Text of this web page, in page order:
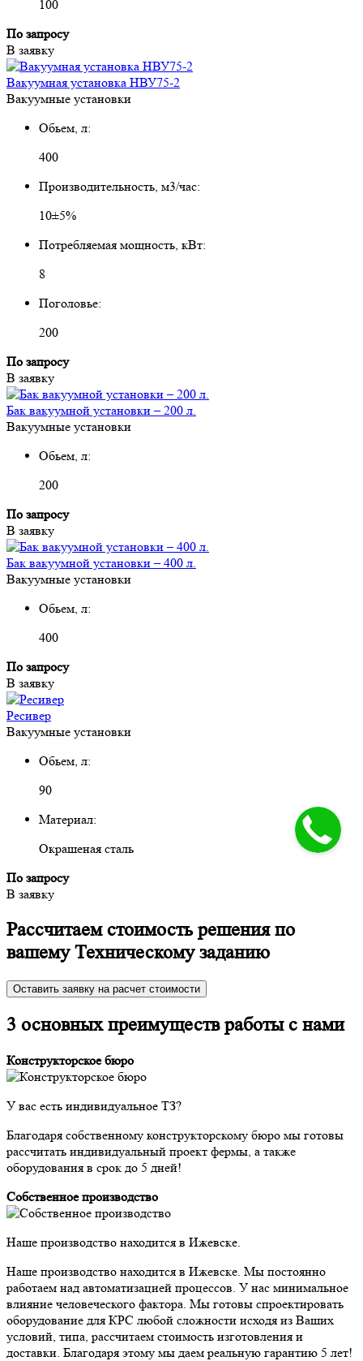
100
По запросу
В заявку
Вакуумная установка НВУ75-2
Вакуумные установки
Обьем, л:
400
Производительность, м3/час:
10±5%
Потребляемая мощность, кВт:
8
Поголовье:
200
По запросу
В заявку
Бак вакуумной установки – 200 л.
Вакуумные установки
Обьем, л:
200
По запросу
В заявку
Бак вакуумной установки – 400 л.
Вакуумные установки
Обьем, л:
400
По запросу
В заявку
Ресивер
Вакуумные установки
Обьем, л:
90
Материал:
Окрашеная сталь
По запросу
В заявку
Рассчитаем стоимость решенияпо
вашему Техническому заданию
Оставить заявку на расчет стоимости
3 основных преимуществ работы с нами
Конструкторское бюро
У вас есть индивидуальное ТЗ?
Благодаря собственному конструкторскому бюро мы готовы
рассчитать индивидуальный проект фермы, а также
оборудования в срок до 5 дней!
Собственное производство
Наше производство находится в Ижевске.
Наше производство находится в Ижевске. Мы постоянно
работаем над автоматизацией процессов. У нас минимальное
влияние человеческого фактора. Мы готовы спроектировать
оборудование для КРС любой сложности исходя из Ваших
условий, типа, рассчитаем стоимость изготовления и
доставки. Благодаря этому мы даем реальную гарантию 5 лет!